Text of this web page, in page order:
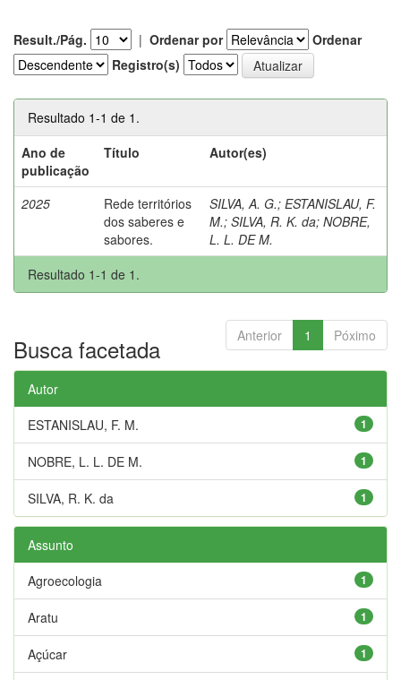
Result./Pág. | Ordenar por
Ordenar
Registro(s)
Resultado 1-1 de 1.
Ano de
publicação
Título Autor(es)
2025
Rede territórios
dos saberes e
sabores.
SILVA, A. G.; ESTANISLAU, F.
M.; SILVA, R. K. da; NOBRE,
L. L. DE M.
Resultado 1-1 de 1.
Anterior 1 Póximo
Busca facetada
Autor
1
ESTANISLAU, F. M.
1
NOBRE, L. L. DE M.
1
SILVA, R. K. da
Assunto
1
Agroecologia
1
Aratu
1
Açúcar